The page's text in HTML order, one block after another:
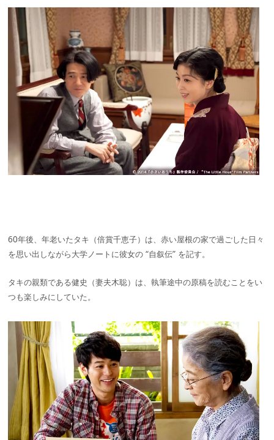
60年後、年老いたタキ（倍賞千恵子）は、赤い屋根の家で過ごした日々
を思い出しながら大学ノートに彼女の “自叙伝” を記す。
タキの親類である健史（妻夫木聡）は、執筆途中の原稿を読むことをい
つも楽しみにしていた。